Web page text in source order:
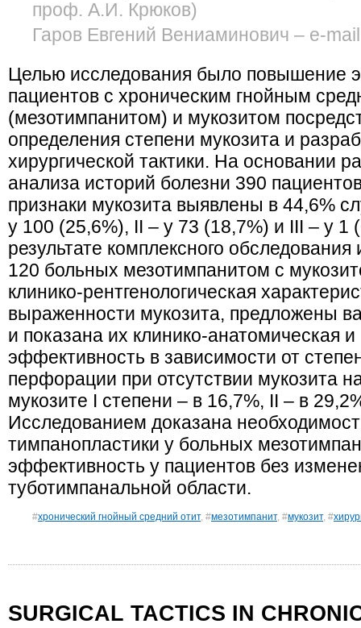
проф. А.И. Крюков)
Гаров Евгений Вениаминович – e-
Целью исследования было повышение
пациентов с хроническим гнойным
(мезотимпанитом) и мукозитом
определения степени мукозита и
хирургической тактики. На основании
анализа историй болезни 390
признаки мукозита выявлены в 44,6%
у 100 (25,6%), II – у 73 (18,7%) и III – у 1
результате комплексного обследования
120 больных мезотимпанитом с
клинико-рентгенологическая
выраженности мукозита, предложены
и показана их клинико-анатомическая
эффективность в зависимости от
перфорации при отсутствии мукозита
мукозите I степени – в 16,7%, II – в
Исследованием доказана
тимпанопластики у больных
эффективность у пациентов без
туботимпанальной области.
#хронический гнойный средний отит, #мезотимпанит, #мукозит, #
SURGICAL TACTICS IN